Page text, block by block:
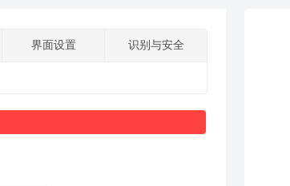
界面设置 识别与安全